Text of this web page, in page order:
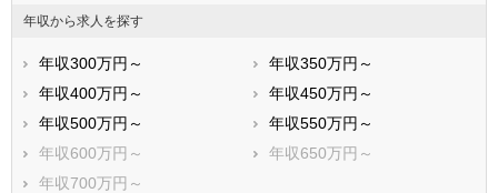
年収から求人を探す
年収300万円～
年収350万円～
年収400万円～
年収450万円～
年収500万円～
年収550万円～
年収600万円～
年収650万円～
年収700万円～